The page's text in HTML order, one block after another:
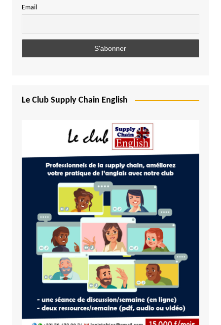
Email
Le Club Supply Chain English